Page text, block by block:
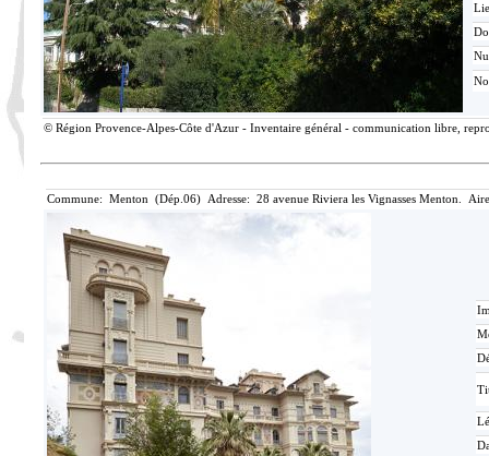
© Région Provence-Alpes-Côte d'Azur - Inventaire général - communication libre,
Commune: Menton (Dép.06) Adresse: 28 avenue Riviera les Vignasses Menton.